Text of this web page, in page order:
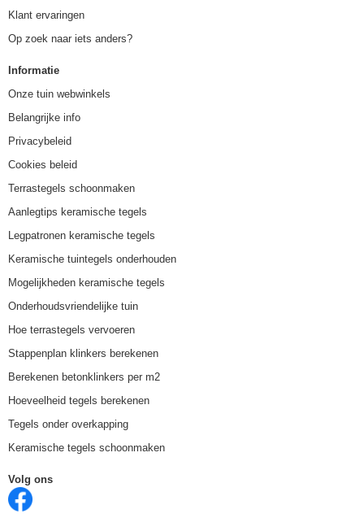
Klant ervaringen
Op zoek naar iets anders?
Informatie
Onze tuin webwinkels
Belangrijke info
Privacybeleid
Cookies beleid
Terrastegels schoonmaken
Aanlegtips keramische tegels
Legpatronen keramische tegels
Keramische tuintegels onderhouden
Mogelijkheden keramische tegels
Onderhoudsvriendelijke tuin
Hoe terrastegels vervoeren
Stappenplan klinkers berekenen
Berekenen betonklinkers per m2
Hoeveelheid tegels berekenen
Tegels onder overkapping
Keramische tegels schoonmaken
Volg ons